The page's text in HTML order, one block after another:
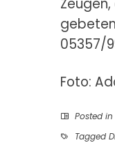
05357/
Foto:
Posted in
Tagged